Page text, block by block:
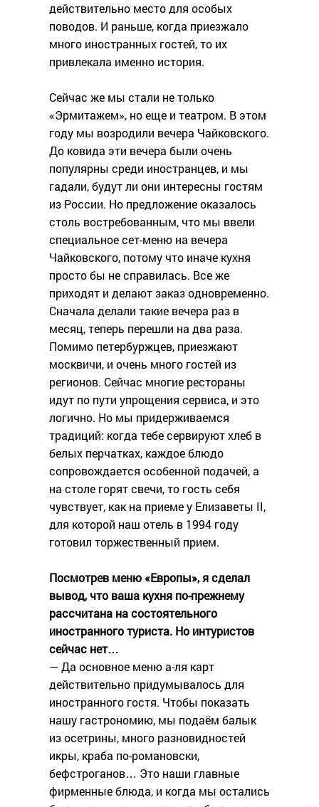
действительно место для особых
поводов. И раньше, когда приезжало
много иностранных гостей, то их
привлекала именно история.
Сейчас же мы стали не только
«Эрмитажем», но еще и театром. В этом
году мы возродили вечера Чайковского.
До ковида эти вечера были очень
популярны среди иностранцев, и мы
гадали, будут ли они интересны гостям
из России. Но предложение оказалось
столь востребованным, что мы ввели
специальное сет-меню на вечера
Чайковского, потому что иначе кухня
просто бы не справилась. Все же
приходят и делают заказ одновременно.
Сначала делали такие вечера раз в
месяц, теперь перешли на два раза.
Помимо петербуржцев, приезжают
москвичи, и очень много гостей из
регионов. Сейчас многие рестораны
идут по пути упрощения сервиса, и это
логично. Но мы придерживаемся
традиций: когда тебе сервируют хлеб в
белых перчатках, каждое блюдо
сопровождается особенной подачей, а
на столе горят свечи, то гость себя
чувствует, как на приеме у Елизаветы II,
для которой наш отель в 1994 году
готовил торжественный прием.
Посмотрев меню «Европы», я сделал
вывод, что ваша кухня по-прежнему
рассчитана на состоятельного
иностранного туриста. Но интуристов
сейчас нет…
— Да основное меню а-ля карт
действительно придумывалось для
иностранного гостя. Чтобы показать
нашу гастрономию, мы подаём балык
из осетрины, много разновидностей
икры, краба по-романовски,
бефстроганов… Это наши главные
фирменные блюда, и когда мы остались